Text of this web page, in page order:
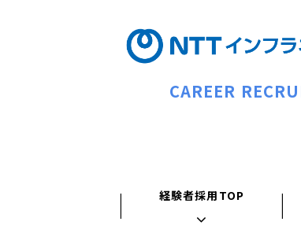
CAREER
経験者採用TOP